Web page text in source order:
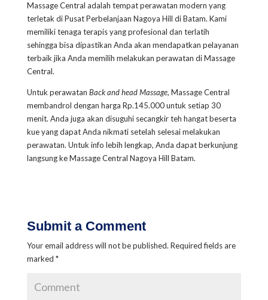
Massage Central adalah tempat perawatan modern yang
terletak di Pusat Perbelanjaan Nagoya Hill di Batam. Kami
memiliki tenaga terapis yang profesional dan terlatih
sehingga bisa dipastikan Anda akan mendapatkan pelayanan
terbaik jika Anda memilih melakukan perawatan di Massage
Central.
Untuk perawatan Back and head Massage, Massage Central
membandrol dengan harga Rp.145.000 untuk setiap 30
menit. Anda juga akan disuguhi secangkir teh hangat beserta
kue yang dapat Anda nikmati setelah selesai melakukan
perawatan. Untuk info lebih lengkap, Anda dapat berkunjung
langsung ke Massage Central Nagoya Hill Batam.
Submit a Comment
Your email address will not be published. Required fields are
marked *